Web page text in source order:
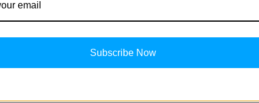
Subscribe Now